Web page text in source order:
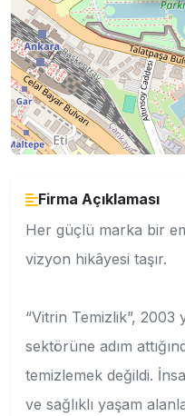
Firma Açıklaması
Her güçlü marka bir
vizyon hikâyesi taşır.
“Vitrin Temizlik”, 2003
sektörüne adım
temizlemek değildi.
ve sağlıklı yaşam